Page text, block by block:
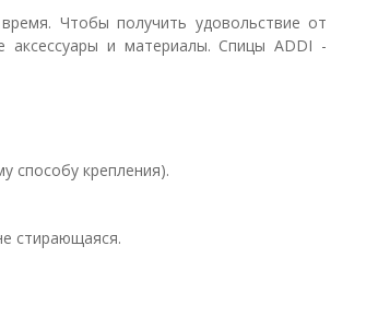
Чтобы получить удовольствие от
аксессуары и материалы. Спицы ADDI -
способу крепления).
стирающаяся.